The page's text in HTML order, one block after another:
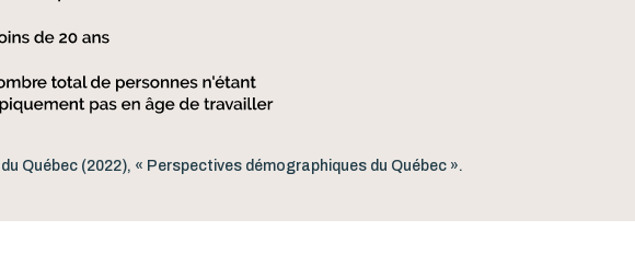
Québec (2022), « Perspectives démographiques du Québec ».